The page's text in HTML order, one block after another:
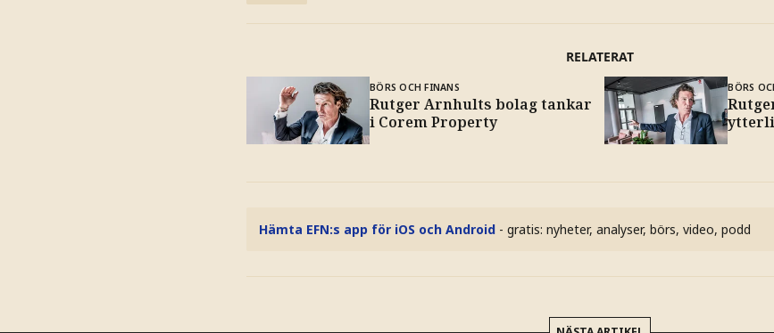
RELATERAT
BÖRS OCH FINANS
Rutger Arnhults bolag tankar
i Corem Property
BÖRS
Hämta EFN:s app för iOS och Android - gratis: nyheter, analyser, börs, video, podd